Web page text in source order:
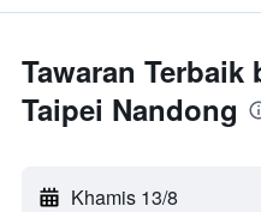
Tawaran
Taipei Nandong
Khamis 13/8